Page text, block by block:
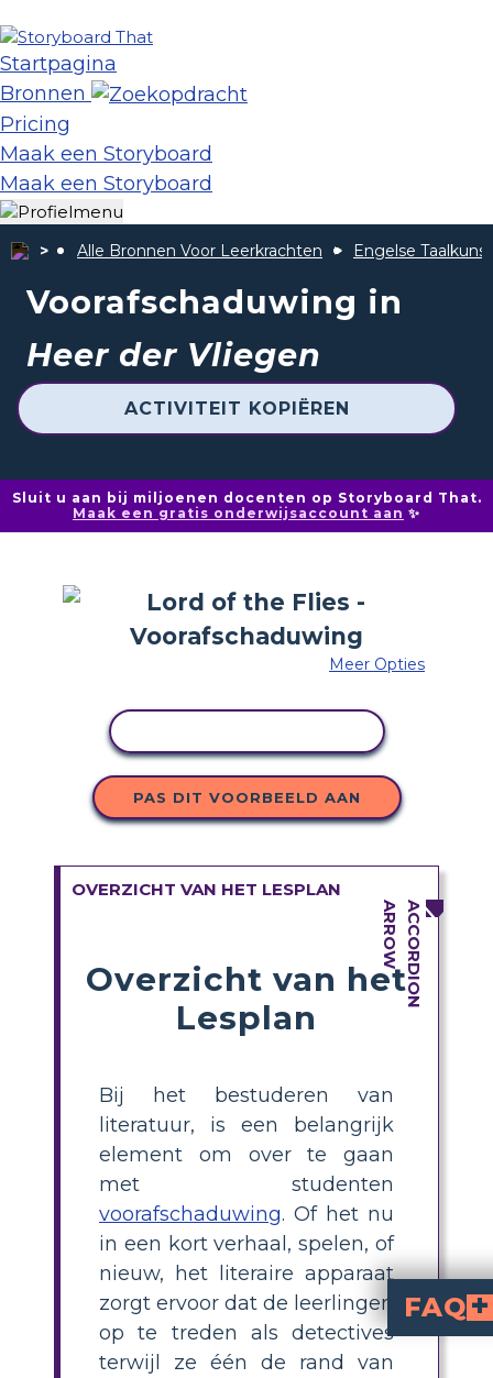
Startpagina
Bronnen
Pricing
Maak een Storyboard
Maak een Storyboard
Alle Bronnen Voor Leerkrachten Engelse Taalkunst
Voorafschaduwing in
Heer der Vliegen
ACTIVITEIT KOPIËREN
Sluit u aan bij miljoenen docenten op Storyboard That.
Maak een gratis onderwijsaccount aan ✨
Meer Opties
PAS DIT VOORBEELD AAN
OVERZICHT VAN HET LESPLAN
Overzicht van het
Lesplan
Bij het bestuderen van
literatuur, is een belangrijk
element om over te gaan
met studenten
voorafschaduwing. Of het nu
in een kort verhaal, spelen, of
nieuw, het literaire apparaat
zorgt ervoor dat de leerlingen
op te treden als detectives
terwijl ze één de rand van
FAQ